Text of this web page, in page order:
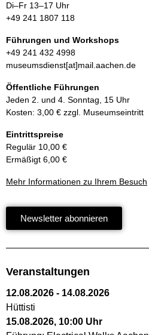
Di–Fr 13–17 Uhr
+49 241 1807 118
Führungen und Workshops
+49 241 432 4998
museumsdienst[at]mail.aachen.de
Öffentliche Führungen
Jeden 2. und 4. Sonntag, 15 Uhr
Kosten: 3,00 € zzgl. Museumseintritt
Eintrittspreise
Regulär 10,00 €
Ermäßigt 6,00 €
Mehr Informationen zu Ihrem Besuch
Newsletter abonnieren
Veranstaltungen
12.08.2026 - 14.08.2026
Hüttisti
15.08.2026, 10:00 Uhr